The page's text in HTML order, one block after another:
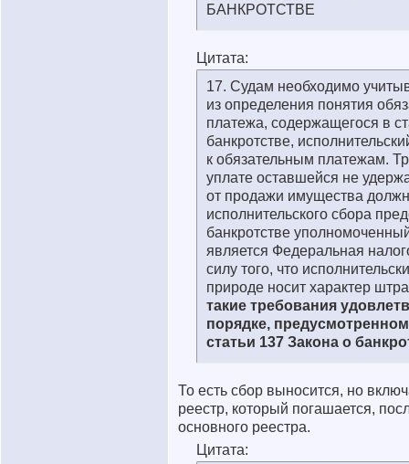
БАНКРОТСТВЕ
Цитата:
17. Судам необходимо
из определения понятия
платежа, содержащегося в
банкротстве,
к обязательным платежам.
уплате оставшейся не
от продажи имущества
исполнительского сбора
банкротстве
является Федеральная
силу того, что
природе носит характер
такие требования
порядке,
статьи 137 Закона о
То есть сбор выносится, но
реестр, который погашается,
основного реестра.
Цитата: